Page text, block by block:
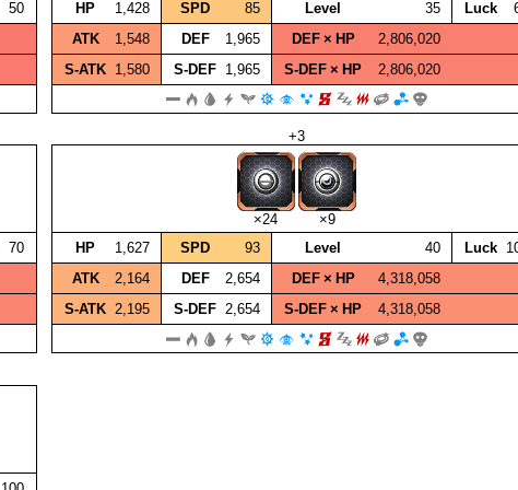
50
HP
1,428 SPD 85 Level 35 Luck
ATK
1,548 DEF 1,965 DEF × HP
2,806,020
S‑ATK 1,580 S‑DEF 1,965 S‑DEF × HP 2,806,020
70
+3
×24
×9
HP
1,627 SPD 93 Level 40 Luck
ATK
2,164 DEF 2,654 DEF × HP
4,318,058
S‑ATK 2,195 S‑DEF 2,654 S‑DEF × HP 4,318,058